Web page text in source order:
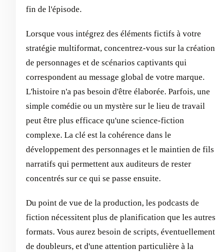
fin de l'épisode.
Lorsque vous intégrez des éléments fictifs à votre
stratégie multiformat, concentrez-vous sur la création
de personnages et de scénarios captivants qui
correspondent au message global de votre marque.
L'histoire n'a pas besoin d'être élaborée. Parfois, une
simple comédie ou un mystère sur le lieu de travail
peut être plus efficace qu'une science-fiction
complexe. La clé est la cohérence dans le
développement des personnages et le maintien de fils
narratifs qui permettent aux auditeurs de rester
concentrés sur ce qui se passe ensuite.
Du point de vue de la production, les podcasts de
fiction nécessitent plus de planification que les autres
formats. Vous aurez besoin de scripts, éventuellement
de doubleurs, et d'une attention particulière à la